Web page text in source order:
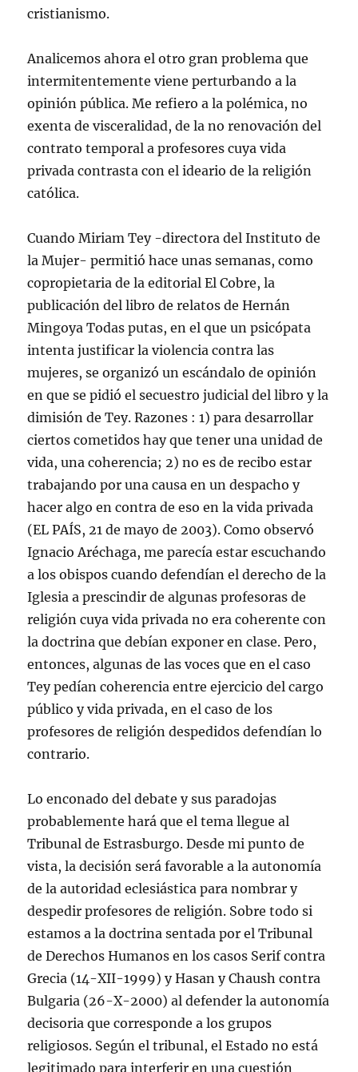
cristianismo.
Analicemos ahora el otro gran problema que
intermitentemente viene perturbando a la
opinión pública. Me refiero a la polémica, no
exenta de visceralidad, de la no renovación del
contrato temporal a profesores cuya vida
privada contrasta con el ideario de la religión
católica.
Cuando Miriam Tey -directora del Instituto de
la Mujer- permitió hace unas semanas, como
copropietaria de la editorial El Cobre, la
publicación del libro de relatos de Hernán
Mingoya Todas putas, en el que un psicópata
intenta justificar la violencia contra las
mujeres, se organizó un escándalo de opinión
en que se pidió el secuestro judicial del libro y la
dimisión de Tey. Razones : 1) para desarrollar
ciertos cometidos hay que tener una unidad de
vida, una coherencia; 2) no es de recibo estar
trabajando por una causa en un despacho y
hacer algo en contra de eso en la vida privada
(EL PAÍS, 21 de mayo de 2003). Como observó
Ignacio Aréchaga, me parecía estar escuchando
a los obispos cuando defendían el derecho de la
Iglesia a prescindir de algunas profesoras de
religión cuya vida privada no era coherente con
la doctrina que debían exponer en clase. Pero,
entonces, algunas de las voces que en el caso
Tey pedían coherencia entre ejercicio del cargo
público y vida privada, en el caso de los
profesores de religión despedidos defendían lo
contrario.
Lo enconado del debate y sus paradojas
probablemente hará que el tema llegue al
Tribunal de Estrasburgo. Desde mi punto de
vista, la decisión será favorable a la autonomía
de la autoridad eclesiástica para nombrar y
despedir profesores de religión. Sobre todo si
estamos a la doctrina sentada por el Tribunal
de Derechos Humanos en los casos Serif contra
Grecia (14-XII-1999) y Hasan y Chaush contra
Bulgaria (26-X-2000) al defender la autonomía
decisoria que corresponde a los grupos
religiosos. Según el tribunal, el Estado no está
legitimado para interferir en una cuestión